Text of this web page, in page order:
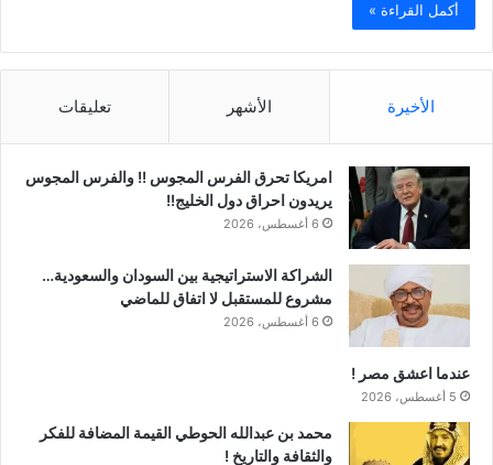
أكمل القراءة »
الأخيرة الأشهر تعليقات
امريكا تحرق الفرس المجوس !! والفرس المجوس
يريدون احراق دول الخليج!!
6 أغسطس، 2026
الشراكة الاستراتيجية بين السودان والسعودية…
مشروع للمستقبل لا اتفاق للماضي
6 أغسطس، 2026
عندما اعشق مصر !
5 أغسطس، 2026
محمد بن عبدالله الحوطي القيمة المضافة للفكر
والثقافة والتاريخ !